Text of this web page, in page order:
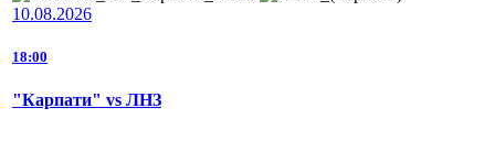
10.08.2026
18:00
"Карпати" vs ЛНЗ